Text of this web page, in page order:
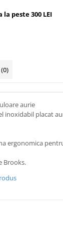
peste 300 LEI
(0)
aurie
inoxidabil placat
ergonomica
Brooks.